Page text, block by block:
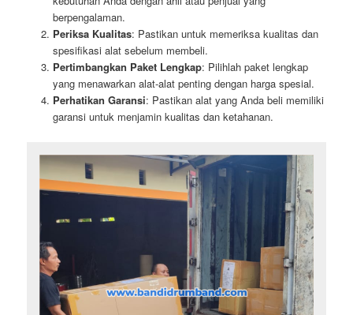
berpengalaman.
Periksa Kualitas: Pastikan untuk memeriksa kualitas dan
spesifikasi alat sebelum membeli.
Pertimbangkan Paket Lengkap: Pilihlah paket lengkap
yang menawarkan alat-alat penting dengan harga spesial.
Perhatikan Garansi: Pastikan alat yang Anda beli memiliki
garansi untuk menjamin kualitas dan ketahanan.